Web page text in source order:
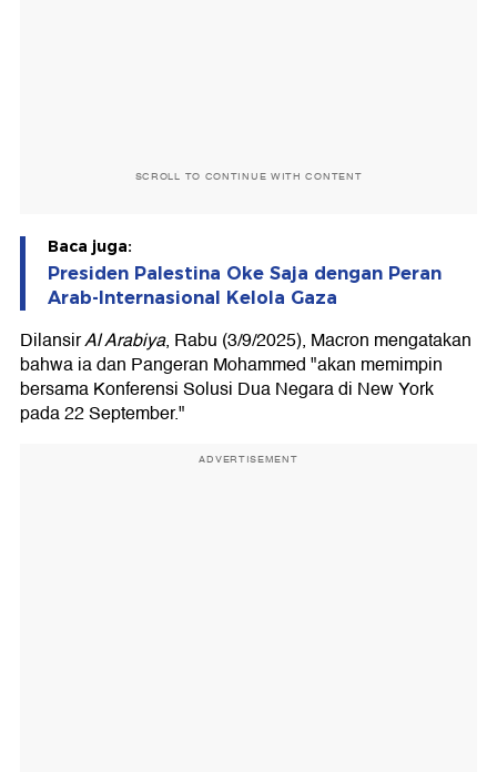
SCROLL TO CONTINUE WITH CONTENT
Baca juga:
Presiden Palestina Oke Saja dengan Peran
Arab-Internasional Kelola Gaza
DilansirAl Arabiya, Rabu (3/9/2025), Macron mengatakan
bahwa ia dan Pangeran Mohammed "akan memimpin
bersama Konferensi Solusi Dua Negara di New York
pada 22 September."
ADVERTISEMENT